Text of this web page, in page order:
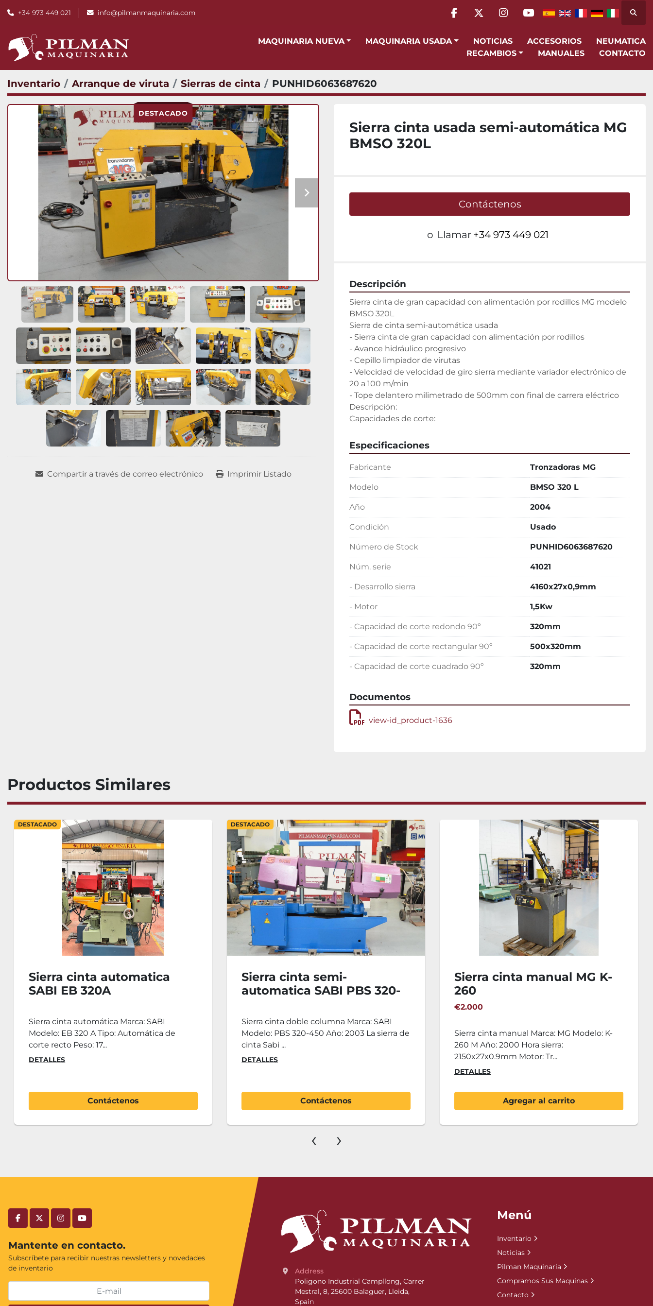
+34 973 449 021 info@pilmanmaquinaria.com
facebook
twitterinstagram
youtube
MAQUINARIA NUEVA MAQUINARIA USADA NOTICIAS ACCESORIOS
NEUMATICA
RECAMBIOS
MANUALES CONTACTO
Inventario Arranque de viruta Sierras de cinta PUNHID6063687620
DESTACADO
Compartir a través de correo electrónico Imprimir Listado
Sierra cinta usada semi-automática MG
BMSO 320L
Contáctenos
o Llamar +34 973 449 021
Descripción
Sierra cinta de gran capacidad con alimentación por rodillos MG modelo
BMSO 320L
Sierra de cinta semi-automática usada
- Sierra cinta de gran capacidad con alimentación por rodillos
- Avance hidráulico progresivo
- Cepillo limpiador de virutas
- Velocidad de velocidad de giro sierra mediante variador electrónico de
20 a 100 m/min
- Tope delantero milimetrado de 500mm con final de carrera eléctrico
Descripción:
Capacidades de corte:
Especificaciones
Fabricante Tronzadoras MG
Modelo BMSO 320 L
Año 2004
Condición Usado
Número de Stock PUNHID6063687620
Núm. serie 41021
- Desarrollo sierra 4160x27x0,9mm
- Motor 1,5Kw
- Capacidad de corte redondo 90º 320mm
- Capacidad de corte rectangular 90º 500x320mm
- Capacidad de corte cuadrado 90º 320mm
Documentos
view-id_product-1636
Productos Similares
DESTACADO
Sierra cinta semi-
automatica SABI PBS 320-
Sierra cinta doble columna Marca: SABI
Modelo: PBS 320-450 Año: 2003 La sierra de
cinta Sabi ...
DETALLES
Contáctenos
Sierra cinta manual MG K-
260
Sierra cinta manual Marca: MG Modelo: K-
260 M Año: 2000 Hora sierra:
2150x27x0.9mm Motor: Tr...
Agregar al carrito
Sierra cinta semi-aut. MG
Leonard K 300 SA
€2.950
Sierra cinta semi-automatica Marca: MG
Modelo: K 300 SA Año: 2001 Tipo: Semi-
automatica Apri...
DETALLES
Contáctenos
‹ ›
facebooktwitterinstagramyoutube
Mantente en contacto.
Subscríbete para recibir nuestras newsletters y novedades
de inventario
Address
Poligono Industrial Campllong, Carrer
Mestral, 8, 25600 Balaguer, Lleida,
Spain
Menú
Inventario
Noticias
Pilman Maquinaria
Compramos Sus Maquinas
Contacto